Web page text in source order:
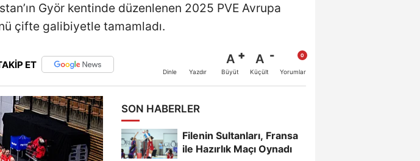
Györ kentinde düzenlenen 2025 PVE Avrupa
çifte galibiyetle tamamladı.
ET
Dinle Yazdır
A
Büyüt
A
Küçült Yorumlar
SON HABERLER
Filenin Sultanları, Fransa
ile Hazırlık Maçı Oynadı